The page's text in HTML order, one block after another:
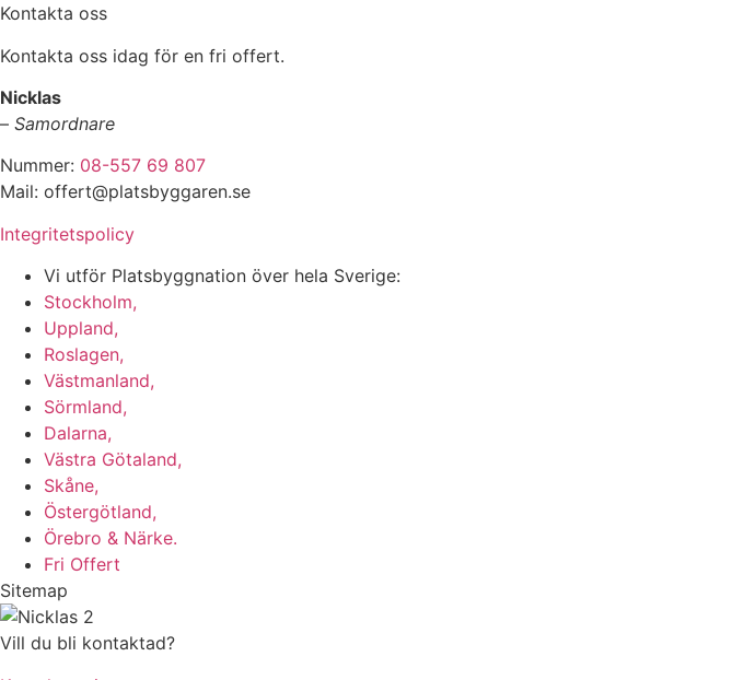
Kontakta oss
Kontakta oss idag för en fri offert.
Nicklas
– Samordnare
Nummer: 08-557 69 807
Mail: offert@platsbyggaren.se
Integritetspolicy
Vi utför Platsbyggnation över hela Sverige:
Stockholm,
Uppland,
Roslagen,
Västmanland,
Sörmland,
Dalarna,
Västra Götaland,
Skåne,
Östergötland,
Örebro & Närke.
Fri Offert
Sitemap
Vill du bli kontaktad?